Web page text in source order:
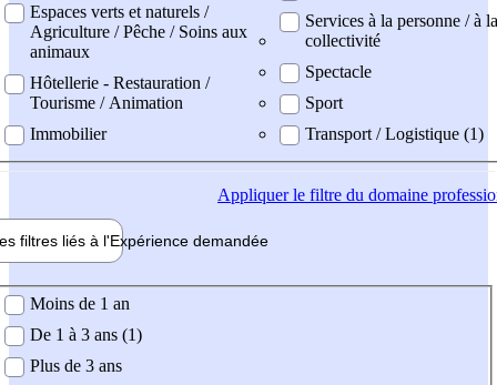
Espaces verts et naturels /
Agriculture / Pêche / Soins aux
animaux
Hôtellerie - Restauration /
Tourisme / Animation
Immobilier
Services à la personne / à la
collectivité
Spectacle
Sport
Transport / Logistique (1)
Appliquerle filtre du domaine
filtres liés à l'Expérience demandée
demandée
Moins de 1 an
De 1 à 3 ans (1)
Plus de 3 ans